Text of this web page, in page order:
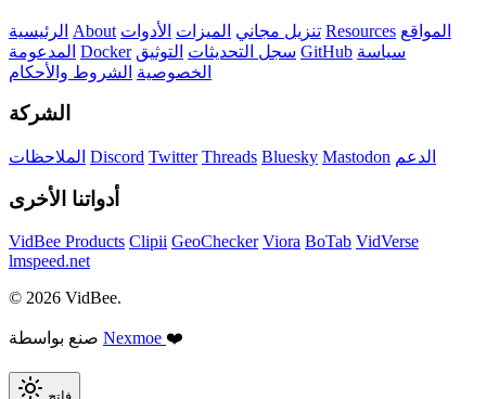
الرئيسية About تنزيل مجاني الميزات الأدوات Resources المواقع
المدعومة Docker سجل التحديثات التوثيق GitHub سياسة
الخصوصية الشروط والأحكام
الشركة
الملاحظات Discord Twitter Threads Bluesky Mastodon الدعم
أدواتنا الأخرى
VidBee Products Clipii GeoChecker Viora BoTab VidVerse
lmspeed.net
© 2026 VidBee.
Nexmoe ❤️